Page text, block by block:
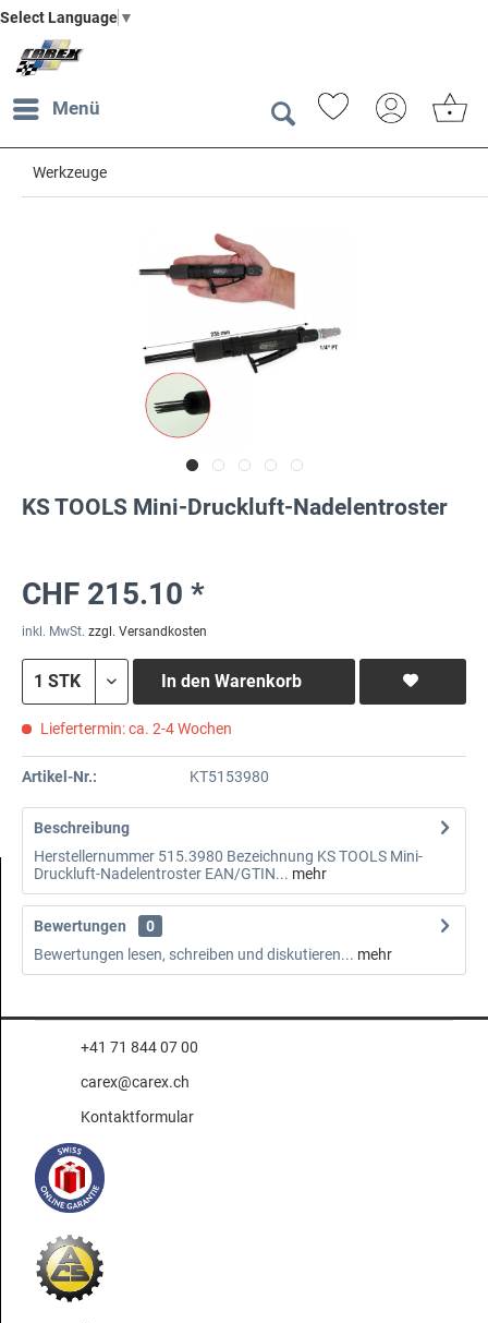
Select Language ▼
Menü
Werkzeuge
KS TOOLS Mini-Druckluft-Nadelentroster
CHF 215.10 *
inkl. MwSt. zzgl. Versandkosten
In den Warenkorb
Liefertermin: ca. 2-4 Wochen
Artikel-Nr.: KT5153980
Beschreibung
Herstellernummer 515.3980 Bezeichnung KS TOOLS Mini-
Druckluft-Nadelentroster EAN/GTIN... mehr
Bewertungen
0
Bewertungen lesen, schreiben und diskutieren... mehr
+41 71 844 07 00
carex@carex.ch
Kontaktformular